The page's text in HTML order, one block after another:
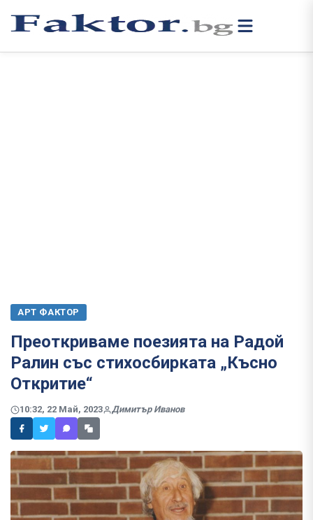
АРТ ФАКТОР
Преоткриваме поезията на Радой
Ралин със стихосбирката „Късно
Откритие“
10:32, 22 Май, 2023 Димитър Иванов